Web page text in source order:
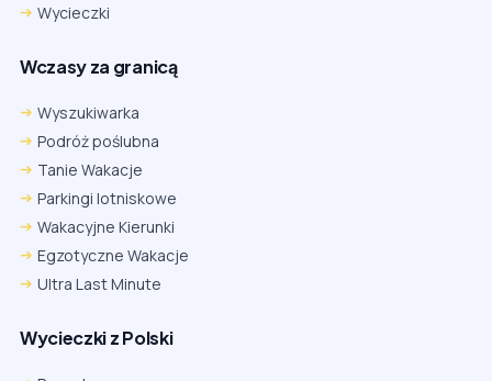
Wycieczki
Wczasy za granicą
Wyszukiwarka
Podróż poślubna
Tanie Wakacje
Parkingi lotniskowe
Wakacyjne Kierunki
Egzotyczne Wakacje
Ultra Last Minute
Wycieczki z Polski